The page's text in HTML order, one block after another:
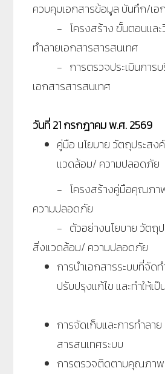
ควบคุมเอกสารข้อมูล บันทึก/เอ
- โครงสร้าง ขั้นตอนและวิ
ทำลายเอกสารสารสนเทศ
- การตรวจประเมินการบริ
เอกสารสารสนเทศ
วันที่ 21 กรกฎาคม พ.ศ. 2569
คู่มือ นโยบาย วัตถุประส
แวดล้อม/ ความปลอดภัย
- โครงสร้างคู่มือคุณภาพ
ความปลอดภัย
- ตัวอย่างนโยบาย วัตถุป
สิ่งแวดล้อม/ ความปลอดภัย
การนำเอกสารระบบที่จัด
ปรับปรุงแก้ไข และท
การจัดเก็บและการทำลาย
สารสนเทศระบบ
การตรวจติดตามคุณภาพ